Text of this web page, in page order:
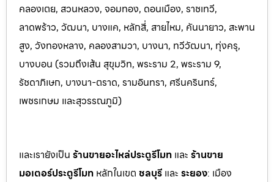
คลองเตย, สวนหลวง, จอมทอง, ดอนเมือง, ราชเทวี,
ลาดพร้าว, วัฒนา, บางแค, หลักสี่, สายไหม, คันนายาว, สะพาน
สูง, วังทองหลาง, คลองสามวา, บางนา, ทวีวัฒนา, ทุ่งครุ,
บางบอน (รวมถึงเส้น สุขุมวิท, พระราม 2, พระราม 9,
รัชดาภิเษก, บางนา-ตราด, รามอินทรา, ศรีนครินทร์,
เพชรเกษม และสุวรรณภูมิ)
และเรายังเป็น ร้านขายอะไหล่ประตูรีโมท และ ร้านขาย
มอเตอร์ประตูรีโมท หลักในเขต ชลบุรี และ ระยอง: เมือง